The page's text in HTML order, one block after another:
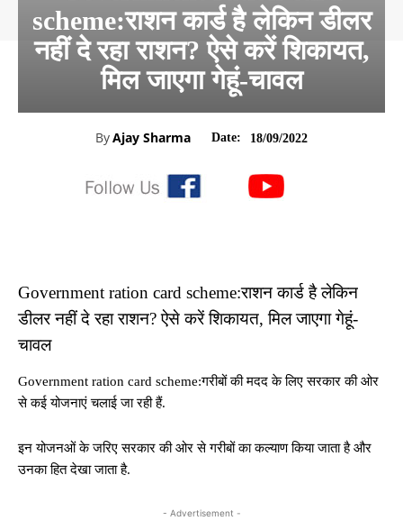
scheme:राशन कार्ड है लेकिन डीलर
नहीं दे रहा राशन? ऐसे करें श‍िकायत,
मिल जाएगा गेहूं-चावल
ByAjay Sharma Date: 18/09/2022
Government ration card scheme:राशन कार्ड है लेकिन
डीलर नहीं दे रहा राशन? ऐसे करें श‍िकायत, मिल जाएगा गेहूं-
चावल
Government ration card scheme:गरीबों की मदद के लिए सरकार की ओर
से कई योजनाएं चलाई जा रही हैं.
इन योजनओं के जरिए सरकार की ओर से गरीबों का कल्याण किया जाता है और
उनका हित देखा जाता है.
- Advertisement -